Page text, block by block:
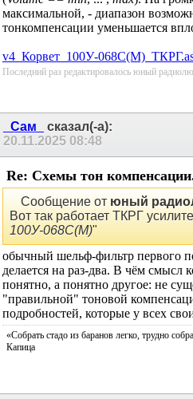
максимальной, - диапазон
тонкомпенсации уменьшается
v4_Корвет_100У-
Последний раз редактировалось юный
_Сам_
сказал(-а):
20.11.2025 08:48
Re: Схемы тон
Сообщение от юный
Вот так работает ТКРГ
100У-068С(М)"
обычный шельф-фильтр первого
делается на раз-два. В чём смысл
понятно, а понятно другое: не
"правильной" тоновой
подробностей, которые у всех
«Cобрать стадо из баранов легко, трудно
Капица